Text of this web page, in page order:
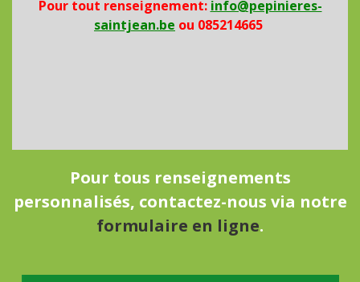
Pour tout renseignement: info@pepinieres-
saintjean.be ou 085214665
Pour tous renseignements
personnalisés, contactez-nous via notre
formulaire en ligne.